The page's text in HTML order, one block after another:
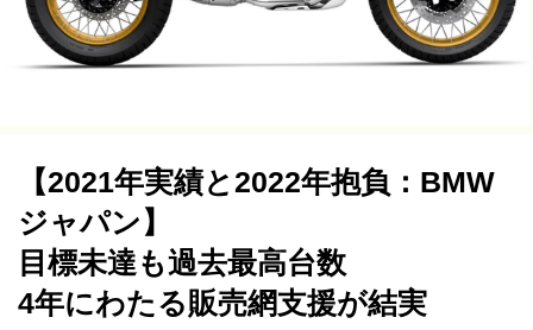
【2021年実績と2022年抱負：BMW
ジャパン】
目標未達も過去最高台数
4年にわたる販売網支援が結実